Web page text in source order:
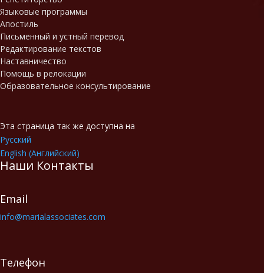
Языковые программы
Апостиль
Письменный и устный перевод
Редактирование текстов
Наставничество
Помощь в релокации
Образовательное консультирование
Эта страница так же доступна на
Русский
English (Английский)
Наши Контакты
Email
info@marialassociates.com
Телефон